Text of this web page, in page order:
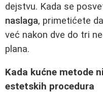
dejstvu. Kada se
naslaga, primetićete
već nakon dve do tri
plana.
Kada kućne metode
estetskih procedura